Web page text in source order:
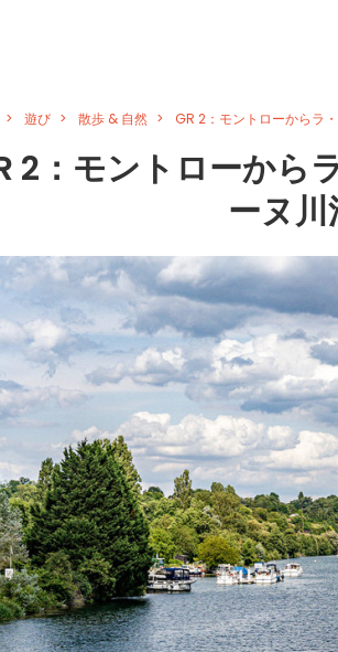
遊び 散歩 & 自然 GR 2：モントローからラ
2：モントローから
ーヌ